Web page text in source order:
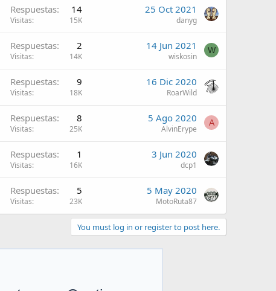
Respuestas 14
Visitas 15K
25 Oct 2021
danyg
Respuestas 2
Visitas 14K
14 Jun 2021
wiskosin
W
Respuestas 9
Visitas 18K
16 Dic 2020
RoarWild
Respuestas 8
Visitas 25K
5 Ago 2020
AlvinErype
A
Respuestas 1
Visitas 16K
3 Jun 2020
dcp1
Respuestas 5
Visitas 23K
5 May 2020
MotoRuta87
You must log in or register to post here.